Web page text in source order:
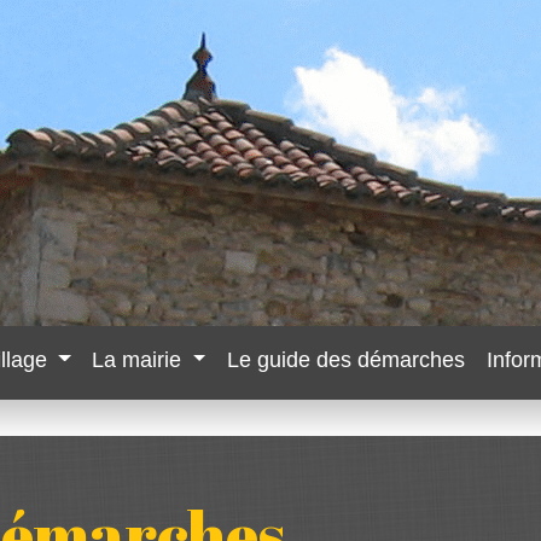
La mairie Le guide des démarches